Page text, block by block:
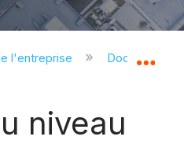
l'entreprise Documents
niveau